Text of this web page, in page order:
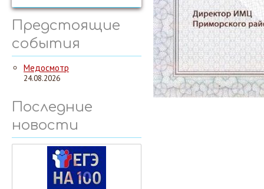
Предстоящие
события
Медосмотр
24.08.2026
Последние
новости